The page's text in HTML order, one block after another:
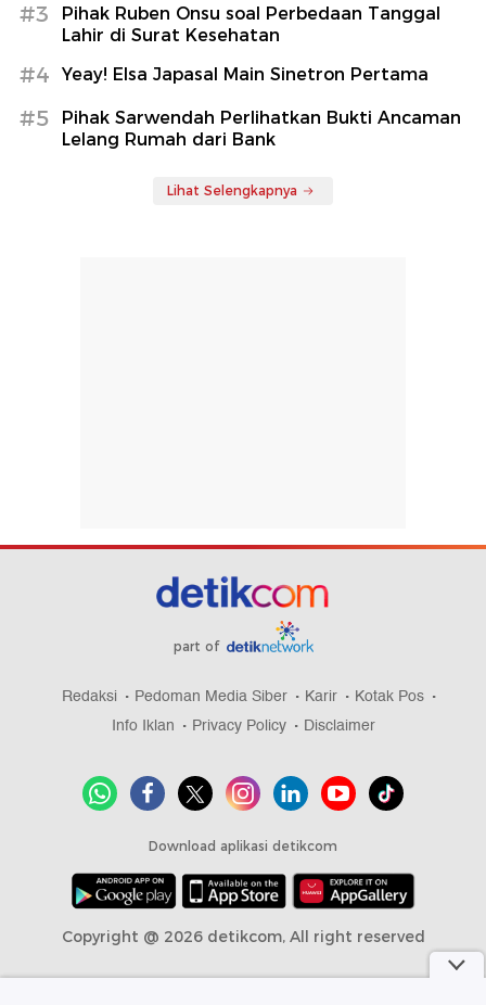
#3
Pihak Ruben Onsu soal Perbedaan Tanggal
Lahir di Surat Kesehatan
#4 Yeay! Elsa Japasal Main Sinetron Pertama
#5
Pihak Sarwendah Perlihatkan Bukti Ancaman
Lelang Rumah dari Bank
Lihat Selengkapnya
part of
Redaksi Pedoman Media Siber Karir
Kotak Pos
Info Iklan
Privacy Policy Disclaimer
Download aplikasi detikcom
Copyright @ 2026 detikcom, All right reserved